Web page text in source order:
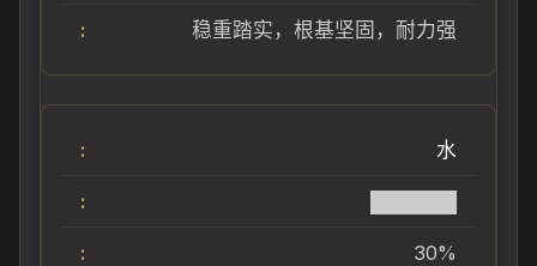
稳重踏实，根基坚固，耐力强
水
30%